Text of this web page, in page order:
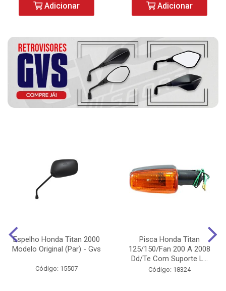
Adicionar Adicionar
Espelho Honda Titan 2000
Modelo Original (Par) - Gvs
Código: 15507
Pisca Honda Titan
125/150/Fan 200 A 2008
Dd/Te Com Suporte L...
Código: 18324